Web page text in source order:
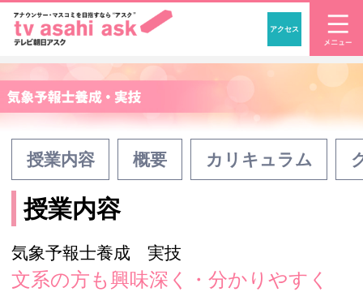
「アナウンサー・マス
アクセス
授業内容 概要 カリキュラム
授業内容
気象予報士養成 実技
文系の方も興味深く・分かりやすく